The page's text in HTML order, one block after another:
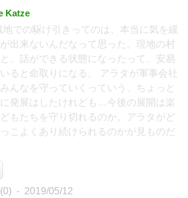
Katze
地での駆け引きってのは、本当に気を緩
出来ないんだなって思った。現地の村
、話ができる状態になったって、安易
ると命取りになる。 アラタが軍事会社
んなを守っていくっていう、ちょっと
発展はしたけれども…今後の展開は楽
もたちを守り切れるのか。アラタがど
こよくあり続けられるのかが見ものだ
2019/05/12